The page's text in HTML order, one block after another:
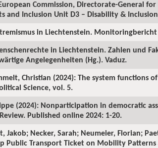
Commission, Directorate-General
and Inclusion Unit D3 – Disability &
in Liechtenstein.
in Liechtenstein. Zahlen und
Angelegenheiten (Hg.). Vaduz.
Christian (2024): The system functions
Science, vol. 5.
(2024): Nonparticipation in democratic
Published online 2024: 1-20.
Jakob; Necker, Sarah; Neumeier, Florian;
Public Transport Ticket on Mobility